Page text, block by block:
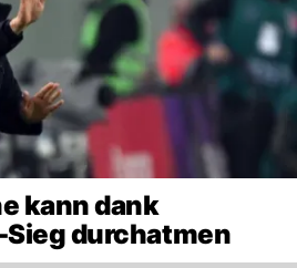
kann dank
Sieg durchatmen